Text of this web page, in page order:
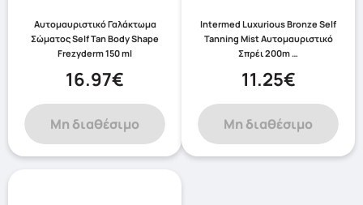
Αυτομαυριστικό Γαλάκτωμα
Σώματος Self Tan Body Shape
Frezyderm 150 ml
16.97€
Μη διαθέσιμο
Intermed Luxurious Bronze Self
Tanning Mist Αυτομαυριστικό
Σπρέι 200m …
11.25€
Μη διαθέσιμο